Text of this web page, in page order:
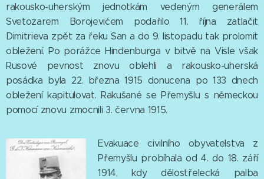
rakousko-uherským jednotkám vedeným generálem
Svetozarem Borojevićem podařilo 11. října zatlačit
Dimitrieva zpět za řeku San a do 9. listopadu tak prolomit
obležení. Po porážce Hindenburga v bitvě na Visle však
Rusové pevnost znovu oblehli a rakousko-uherská
posádka byla 22. března 1915 donucena po 133 dnech
obležení kapitulovat. Rakušané se Přemyšlu s německou
pomocí znovu zmocnili 3. června 1915.
Evakuace civilního obyvatelstva z
Přemyšlu probíhala od 4. do 18. září
1914, kdy dělostřelecká palba